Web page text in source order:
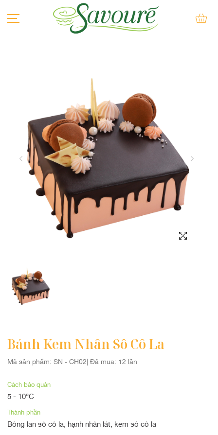
BÁNH NƯỚNG
BÁNH QUY
BÁNH MÌ QUE
SẢN PHẨM KHÁC
QUÀ TẶNG TRUNG THU
Bánh Kem Nhân Sô Cô La
Mã sản phẩm: SN - CH02| Đã mua: 12 lần
Cách bảo quản
5 - 10ºC
Thành phần
Bông lan sô cô la, hạnh nhân lát, kem sô cô la